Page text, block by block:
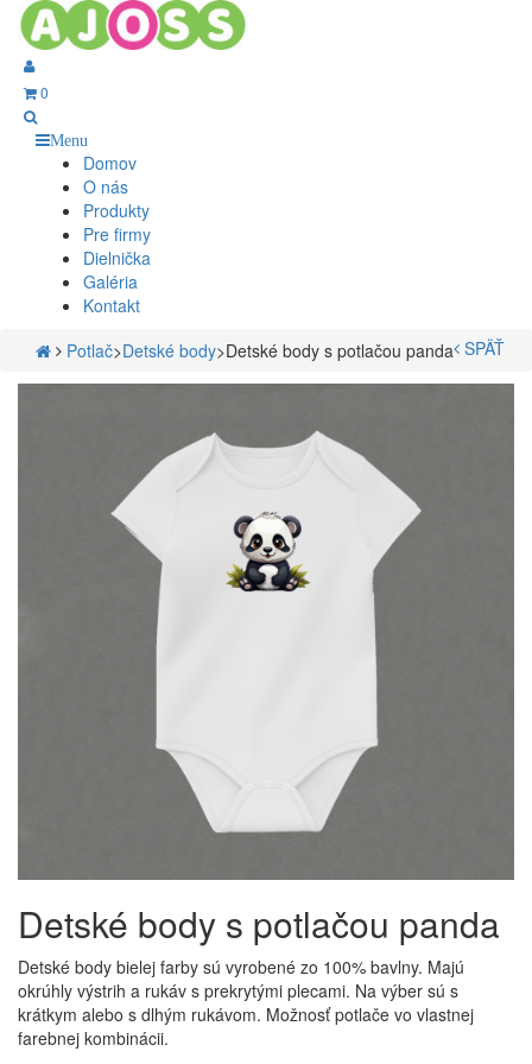
0
Menu
Domov
O nás
Produkty
Pre firmy
Dielnička
Galéria
Kontakt
Potlač>Detské body>Detské body s potlačou panda SPÄŤ
Detské body s potlačou panda
Detské body bielej farby sú vyrobené zo 100% bavlny. Majú
okrúhly výstrih a rukáv s prekrytými plecami. Na výber sú s
krátkym alebo s dlhým rukávom. Možnosť potlače vo vlastnej
farebnej kombinácii.